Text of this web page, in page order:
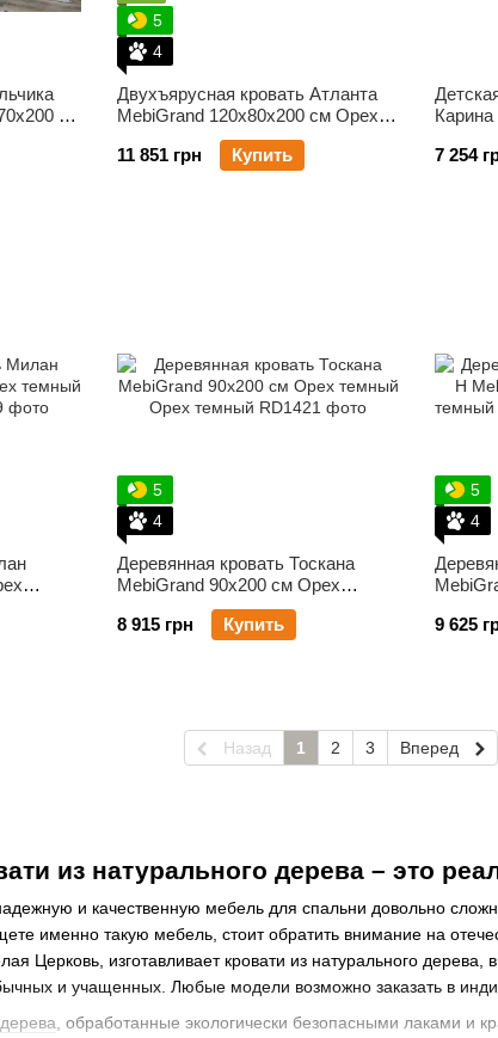
см
5
4
Двухъярусная кровать Атланта
MebiGrand 120х80х200 см Орех
11 851 грн
Купить
Орех
7 254
5
4
Деревянная кровать Тоскана
MebiGrand 90х200 см Орех
8 915 грн
Купить
5
4
9 625
Назад 1 2 3 Вперед
из натурального дерева – это
и качественную мебель для спальни довольно
именно такую мебель, стоит обратить внимание на
Церковь, изготавливает кровати из натурального
и учащенных. Любые модели возможно заказать в
, обработанные экологически безопасными лаками и